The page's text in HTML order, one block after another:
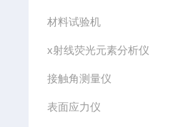
材料试验机
x射线荧光元素分析仪
接触角测量仪
表面应力仪